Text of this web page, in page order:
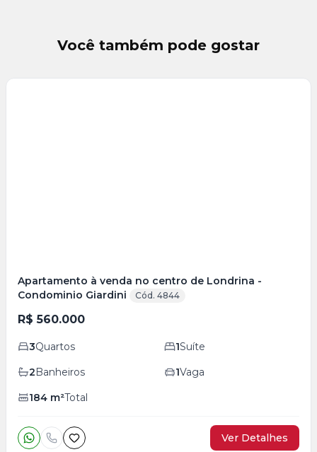
Você também pode gostar
Apartamento à venda no centro de Londrina -
Condominio Giardini
Cód. 4844
R$ 560.000
3Quartos 1Suíte
2Banheiros 1Vaga
184 m²Total
Ver Detalhes